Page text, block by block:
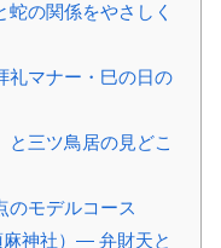
の関係をやさしく
礼マナー・巳の日の
と三ツ鳥居の見どこ
のモデルコース
神社）— 弁財天と